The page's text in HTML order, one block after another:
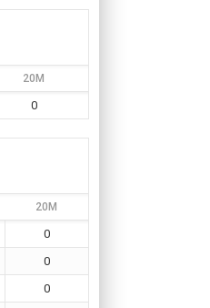
20M
0
20M
0
0
0